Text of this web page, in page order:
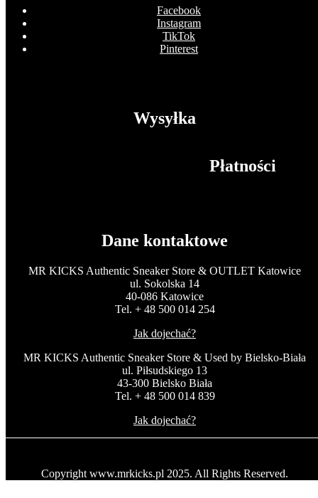
Facebook
Instagram
TikTok
Pinterest
Wysyłka
Płatności
Dane kontaktowe
MR KICKS Authentic Sneaker Store & OUTLET Katowice
ul. Sokolska 14
40-086 Katowice
Tel. + 48 500 014 254
Jak dojechać?
MR KICKS Authentic Sneaker Store & Used by Bielsko-Biała
ul. Piłsudskiego 13
43-300 Bielsko Biała
Tel. + 48 500 014 839
Jak dojechać?
Copyright www.mrkicks.pl 2025. All Rights Reserved.